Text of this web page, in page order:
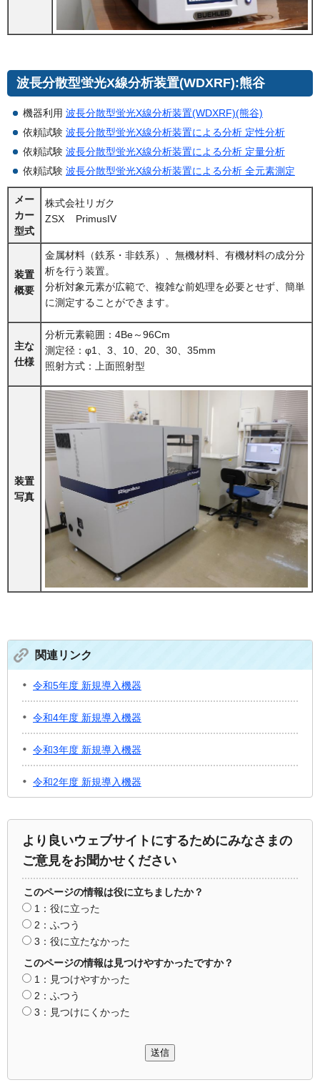
波長分散型蛍光X線分析装置(WDXRF):熊谷
機器利用 波長分散型蛍光X線分析装置(WDXRF)(熊谷)
依頼試験 波長分散型蛍光X線分析装置による分析 定性分析
依頼試験 波長分散型蛍光X線分析装置による分析 定量分析
依頼試験 波長分散型蛍光X線分析装置による分析 全元素測定
メー
カー
型式
株式会社リガク
ZSX PrimusIV
装置
概要
金属材料（鉄系・非鉄系）、無機材料、有機材料の成分分
析を行う装置。
分析対象元素が広範で、複雑な前処理を必要とせず、簡単
に測定することができます。
主な
仕様
分析元素範囲：4Be～96Cm
測定径：φ1、3、10、20、30、35mm
照射方式：上面照射型
装置
写真
関連リンク
令和5年度 新規導入機器
令和4年度 新規導入機器
令和3年度 新規導入機器
令和2年度 新規導入機器
より良いウェブサイトにするためにみなさまの
ご意見をお聞かせください
このページの情報は役に立ちましたか？
1：役に立った
2：ふつう
3：役に立たなかった
このページの情報は見つけやすかったですか？
1：見つけやすかった
2：ふつう
3：見つけにくかった
送信